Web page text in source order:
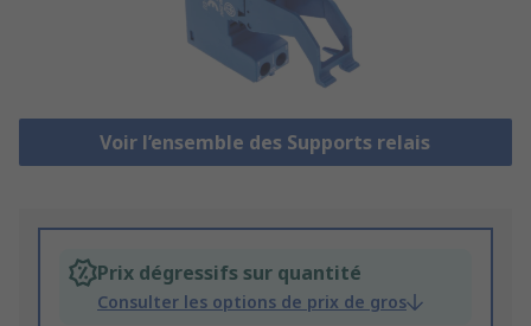
Voir l’ensemble des Supports relais
Prix dégressifs sur quantité
Consulter les options de prix de gros